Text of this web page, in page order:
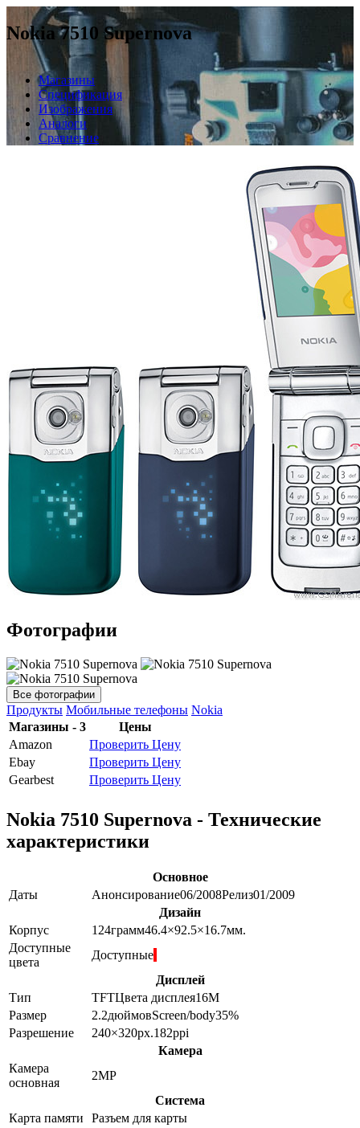
Nokia 7510 Supernova
Магазины
Спецификация
Изображения
Аналоги
Сравнение
Фотографии
Все фотографии
Продукты Мобильные телефоны Nokia
Магазины - 3
Цены
Amazon
Проверить Цену
Ebay
Проверить Цену
Gearbest
Проверить Цену
Nokia 7510 Supernova - Технические
характеристики
Основное
Даты
Анонсирование06/2008Релиз01/2009
Дизайн
Корпус
124грамм46.4×92.5×16.7мм.
Доступные
цвета
Доступные
Дисплей
Тип
TFTЦвета дисплея16M
Размер
2.2дюймовScreen/body35%
Разрешение
240×320px.182ppi
Камера
Камера
основная
2MP
Система
Карта памяти
Разъем для карты